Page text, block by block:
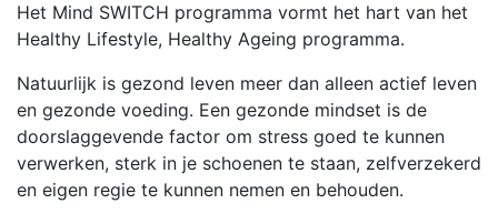
Het Mind SWITCH programma vormt het hart van het
Healthy Lifestyle, Healthy Ageing programma.
Natuurlijk is gezond leven meer dan alleen actief leven
en gezonde voeding. Een gezonde mindset is de
doorslaggevende factor om stress goed te kunnen
verwerken, sterk in je schoenen te staan, zelfverzekerd
en eigen regie te kunnen nemen en behouden.